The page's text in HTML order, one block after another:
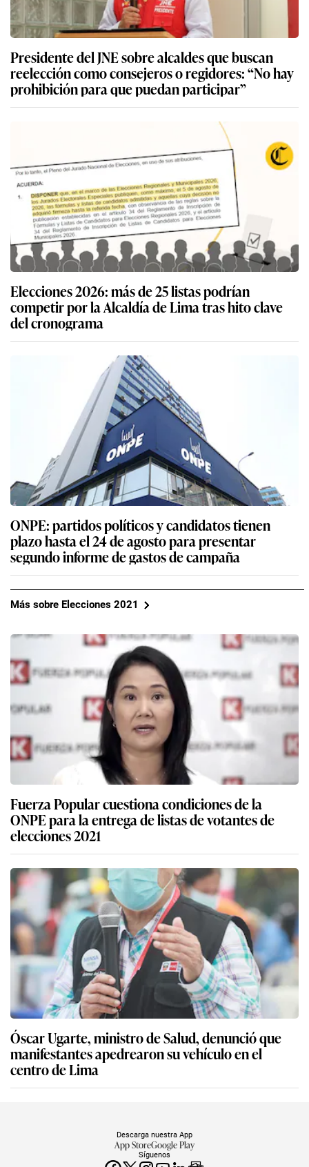
Presidente del JNE sobre alcaldes que buscan
reelección como consejeros o regidores: “No hay
prohibición para que puedan participar”
Elecciones 2026: más de 25 listas podrían
competir por la Alcaldía de Lima tras hito clave
del cronograma
ONPE: partidos políticos y candidatos tienen
plazo hasta el 24 de agosto para presentar
segundo informe de gastos de campaña
Más sobre Elecciones 2021
Fuerza Popular cuestiona condiciones de la
ONPE para la entrega de listas de votantes de
elecciones 2021
Óscar Ugarte, ministro de Salud, denunció que
manifestantes apedrearon su vehículo en el
centro de Lima
Síguenos
Descarga nuestra App
App StoreGoogle Play